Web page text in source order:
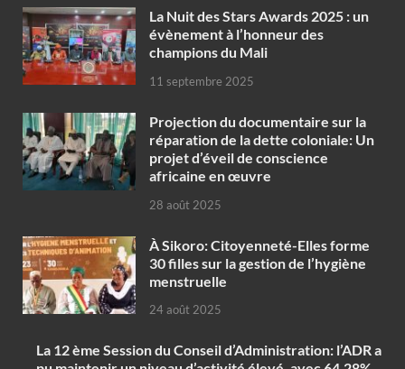
‎La Nuit des Stars Awards 2025 : un
évènement à l’honneur des
champions du Mali
11 septembre 2025
Projection du documentaire sur la
réparation de la dette coloniale: Un
projet d’éveil de conscience
africaine en œuvre‎
28 août 2025
À Sikoro: Citoyenneté-Elles forme
30 filles sur la gestion de l’hygiène
menstruelle
24 août 2025
La 12 ème Session du Conseil d’Administration: l’ADR a